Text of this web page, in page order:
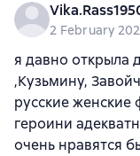
2 February
я давно открыла
,Кузьмину,
русские женские
героини
очень нравятся